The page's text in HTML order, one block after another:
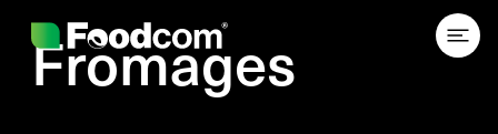
Fromages